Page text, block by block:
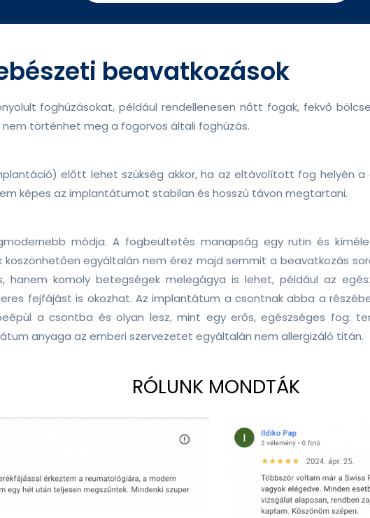
beavatkozások
foghúzásokat, például rendellenesen nőtt fogak, fekvő
történhet meg a fogorvos általi foghúzás.
előtt lehet szükség akkor, ha az eltávolított fog helyén
képes az implantátumot stabilan és hosszú távon megtartani.
módja. A fogbeültetés manapság egy rutin és
köszönhetően egyáltalán nem érez majd semmit a beavatkozás
hanem komoly betegségek melegágya is lehet, például az
fejfájást is okozhat. Az implantátum a csontnak abba a
a csontba és olyan lesz, mint egy erős, egészséges fog:
anyaga az emberi szervezetet egyáltalán nem allergizáló titán.
RÓLUNK MONDTÁK